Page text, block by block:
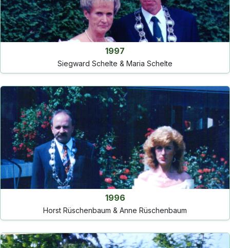
1997
Siegward Schelte & Maria Schelte
1996
Horst Rüschenbaum & Anne Rüschenbaum